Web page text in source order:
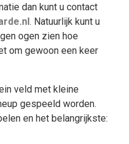
dan kunt u contact
l. Natuurlijk kunt u
ogen zien hoe
om gewoon een keer
veld met kleine
gespeeld worden.
en het belangrijkste: